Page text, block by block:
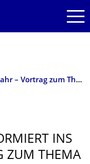
Starten Sie gut informiert ins neue Jahr – Vortrag zum Thema Pflege von Angehörigen am 06.02.2023
INS
ZUM THEMA